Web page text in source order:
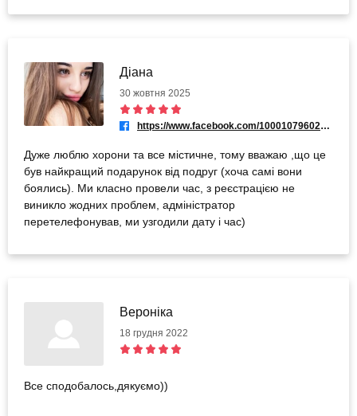
Діана
30 жовтня 2025
https://www.facebook.com/100010796025629
Дуже люблю хорони та все містичне, тому вважаю ,що це
був найкращий подарунок від подруг (хоча самі вони
боялись). Ми класно провели час, з реєстрацією не
виникло жодних проблем, адміністратор
перетелефонував, ми узгодили дату і час)
Вероніка
18 грудня 2022
Все сподобалось,дякуємо))